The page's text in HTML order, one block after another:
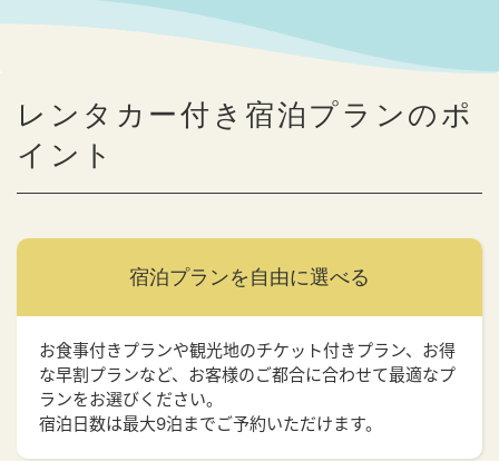
レンタカー付き宿泊プランのポ
イント
宿泊プランを 自由に選べる
お食事付きプランや観光地のチケット付きプラン、お得
な早割プランなど、お客様のご都合に合わせて最適なプ
ランをお選びください。
宿泊日数は最大9泊までご予約いただけます。